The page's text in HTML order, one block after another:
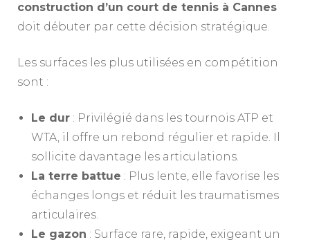
construction d’un court de tennis à Cannes
doit débuter par cette décision stratégique.
Les surfaces les plus utilisées en compétition
sont :
Le dur : Privilégié dans les tournois ATP et
WTA, il offre un rebond régulier et rapide. Il
sollicite davantage les articulations.
La terre battue : Plus lente, elle favorise les
échanges longs et réduit les traumatismes
articulaires.
Le gazon : Surface rare, rapide, exigeant un